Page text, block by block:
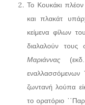
Το Κουκάκι πλέον
και πλακάτ
κείμενα φίλων
διαλαλούν
Μαριάννας
εναλλασσόμενων
ζωντανή λούπα
το ορατόριο